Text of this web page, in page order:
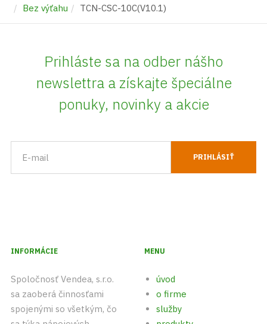
Bez výťahu
TCN-CSC-10C(V10.1)
Prihláste sa na odber nášho
newslettra a získajte špeciálne
ponuky, novinky a akcie
INFORMÁCIE
Spoločnosť Vendea, s.r.o.
sa zaoberá činnosťami
spojenými so všetkým, čo
MENU
úvod
o firme
služby